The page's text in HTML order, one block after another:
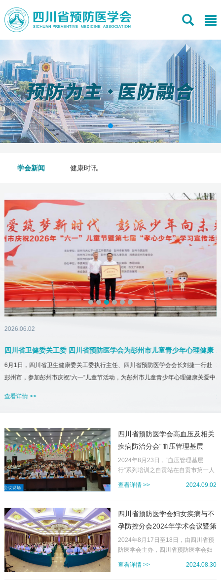
学会新闻 健康时讯
2026.06.02
四川省卫健委关工委 四川省预防医学会为彭州市儿童青少年心理健康
关爱中心授牌并参加座谈
6月1日，四川省卫生健康委关工委执行主任、四川省预防医学会会长刘捷一行赴
彭州市，参加彭州市庆祝“六一”儿童节活动，为彭州市儿童青少年心理健康关爱中
查看详情 >>
四川省预防医学会高血压及相关
疾病防治分会“血压管理基层
行”系列培训之自贡站顺利举行
2024年8月23日，“血压管理基层
行”系列培训之自贡站在自贡市第一人
预防医学会高血压及相关疾病分会
压联盟云贵川联盟和中国老年医学学
本次基层培训会由高血压分会主任委
员张新军教授带队开展；自贡市卫生
健康委员会吴敏副主任、自贡市第一
血压分会专家的到来表示热烈的欢迎
查看详情 >> 2024.09.02
四川省预防医学会妇女疾病与不
孕防控分会2024年学术会议暨第
六届生殖健康与不孕相关疾病培
训班圆满落幕
2024年8月17日至18日，由四川省预
防医学会主办，四川省预防医学会妇
西第二医院承办，以及巴中市妇幼保
查看详情 >> 2024.08.30